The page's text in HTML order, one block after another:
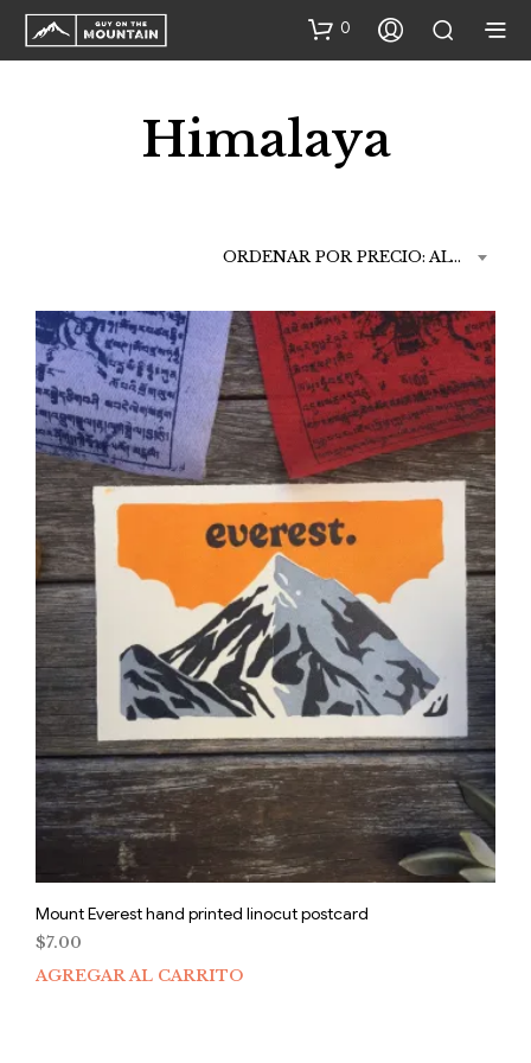
0
Himalaya
ORDENAR POR PRECIO: ALTO A BAJO
Mount Everest hand printed linocut postcard
$7.00
AGREGAR AL CARRITO